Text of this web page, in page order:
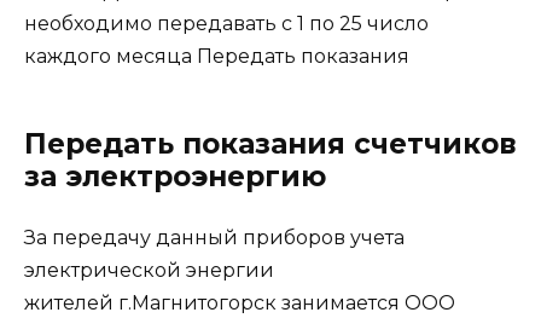
необходимо передавать с 1 по 25 число
каждого месяца Передать показания
Передать показания счетчиков
за электроэнергию
За передачу данный приборов учета
электрической энергии
жителей г.Магнитогорск занимается ООО